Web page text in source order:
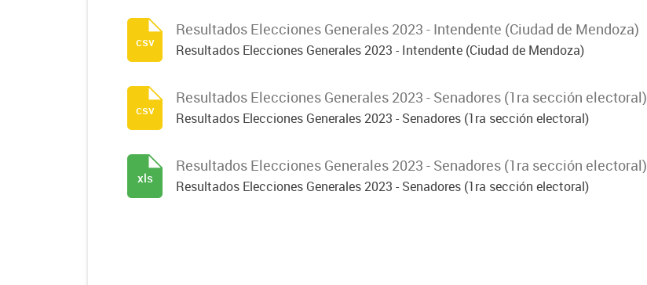
Resultados Elecciones Generales 2023 - Intendente (Ciudad de Mendoza)
Resultados Elecciones Generales 2023 - Intendente (Ciudad de Mendoza)
csv
Resultados Elecciones Generales 2023 - Senadores (1ra sección electoral)
Resultados Elecciones Generales 2023 - Senadores (1ra sección electoral)
csv
Resultados Elecciones Generales 2023 - Senadores (1ra sección electoral)
Resultados Elecciones Generales 2023 - Senadores (1ra sección electoral)
xls